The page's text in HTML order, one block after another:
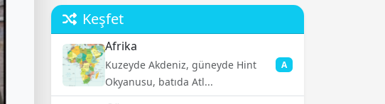
Keşfet
Afrika
Kuzeyde Akdeniz, güneyde Hint
Okyanusu, batıda Atl...
A